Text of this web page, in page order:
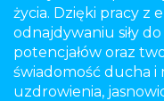
życia. Dzięki pracy z
odnajdywaniu siły
potencjałów oraz
świadomość ducha i
uzdrowienia,